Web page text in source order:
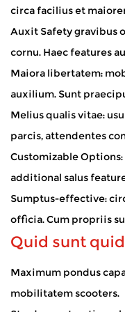
sine labore assiduo.
How Do Electric
Dec 31, 2025
Electricae raedae magnum
intentionem
circa facilius et
Auxit Safety gravibus
cornu. Haec features
Maiora libertatem:
auxilium. Sunt
Melius qualis vitae:
parcis, attendentes
Customizable
additional salus
Sumptus-effective:
officia. Cum propriis
Quid sunt
Maximum pondus
mobilitatem scooters.